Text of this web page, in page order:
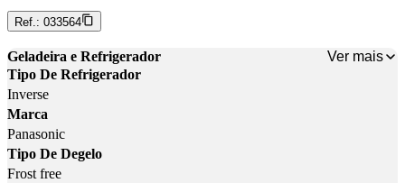
Ref.: 033564
Geladeira e Refrigerador
Ver mais
Tipo De Refrigerador
Inverse
Marca
Panasonic
Tipo De Degelo
Frost free